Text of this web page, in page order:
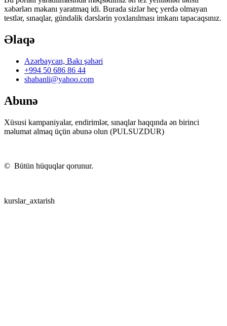
xəbərlərı məkanı yaratmaq idi. Burada sizlər heç yerdə olmayan
testlər, sınaqlar, gündəlik dərslərin yoxlanılması imkanı tapacaqsınız.
Əlaqə
Azərbaycan, Bakı şəhəri
+994 50 686 86 44
sbabanli@yahoo.com
Abunə
Xüsusi kampaniyalar, endirimlər, sınaqlar haqqında ən birinci
məlumat almaq üçün abunə olun (PULSUZDUR)
© Bütün hüquqlar qorunur.
kurslar_axtarish